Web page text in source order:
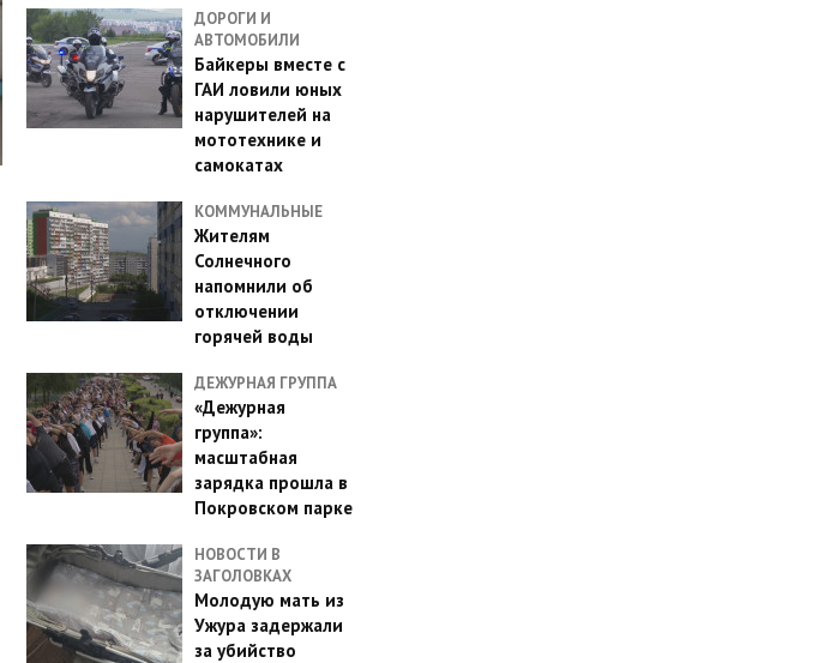
ДОРОГИ И
АВТОМОБИЛИ
Байкеры вместе с
ГАИ ловили юных
нарушителей на
мототехнике и
самокатах
КОММУНАЛЬНЫЕ
Жителям
Солнечного
напомнили об
отключении
горячей воды
ДЕЖУРНАЯ ГРУППА
«Дежурная
группа»:
масштабная
зарядка прошла в
Покровском парке
НОВОСТИ В
ЗАГОЛОВКАХ
Молодую мать из
Ужура задержали
за убийство